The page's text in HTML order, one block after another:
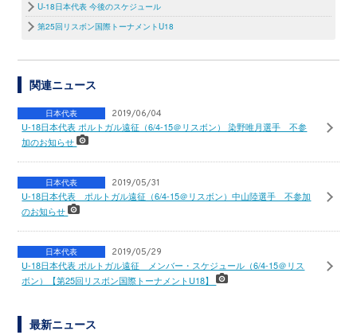
U-18日本代表 今後のスケジュール
第25回リスボン国際トーナメントU18
関連ニュース
日本代表 2019/06/04
U-18日本代表 ポルトガル遠征（6/4-15＠リスボン） 染野唯月選手 不参
加のお知らせ
日本代表 2019/05/31
U-18日本代表 ポルトガル遠征（6/4-15＠リスボン）中山陸選手 不参加
のお知らせ
日本代表 2019/05/29
U-18日本代表 ポルトガル遠征 メンバー・スケジュール（6/4-15＠リス
ボン）【第25回リスボン国際トーナメントU18】
最新ニュース